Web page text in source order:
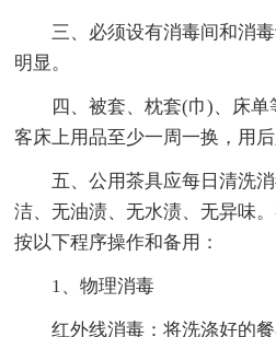
三、必须设有消毒间和消毒
明显。
四、被套、枕套(巾)、床单
客床上用品至少一周一换，用后
五、公用茶具应每日清洗消
洁、无油渍、无水渍、无异味
按以下程序操作和备用：
1、物理消毒
红外线消毒：将洗涤好的餐